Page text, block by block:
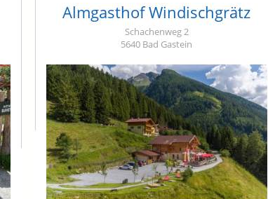
Almgasthof Windischgrätz
Schachenweg 2
5640 Bad Gastein